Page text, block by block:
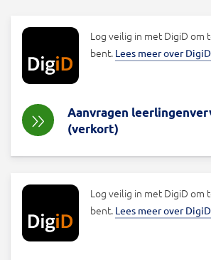
Log veilig in met DigiD om
bent. Lees meer over DigiD
Aanvragen
(verkort)
Log veilig in met DigiD om
bent. Lees meer over DigiD